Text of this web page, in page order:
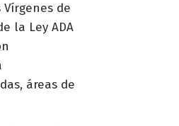
Vírgenes de
la Ley ADA
áreas de